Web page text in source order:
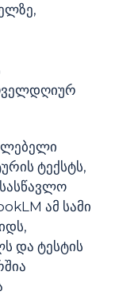
ტექსტს,
ამ სამი
და ტესტის